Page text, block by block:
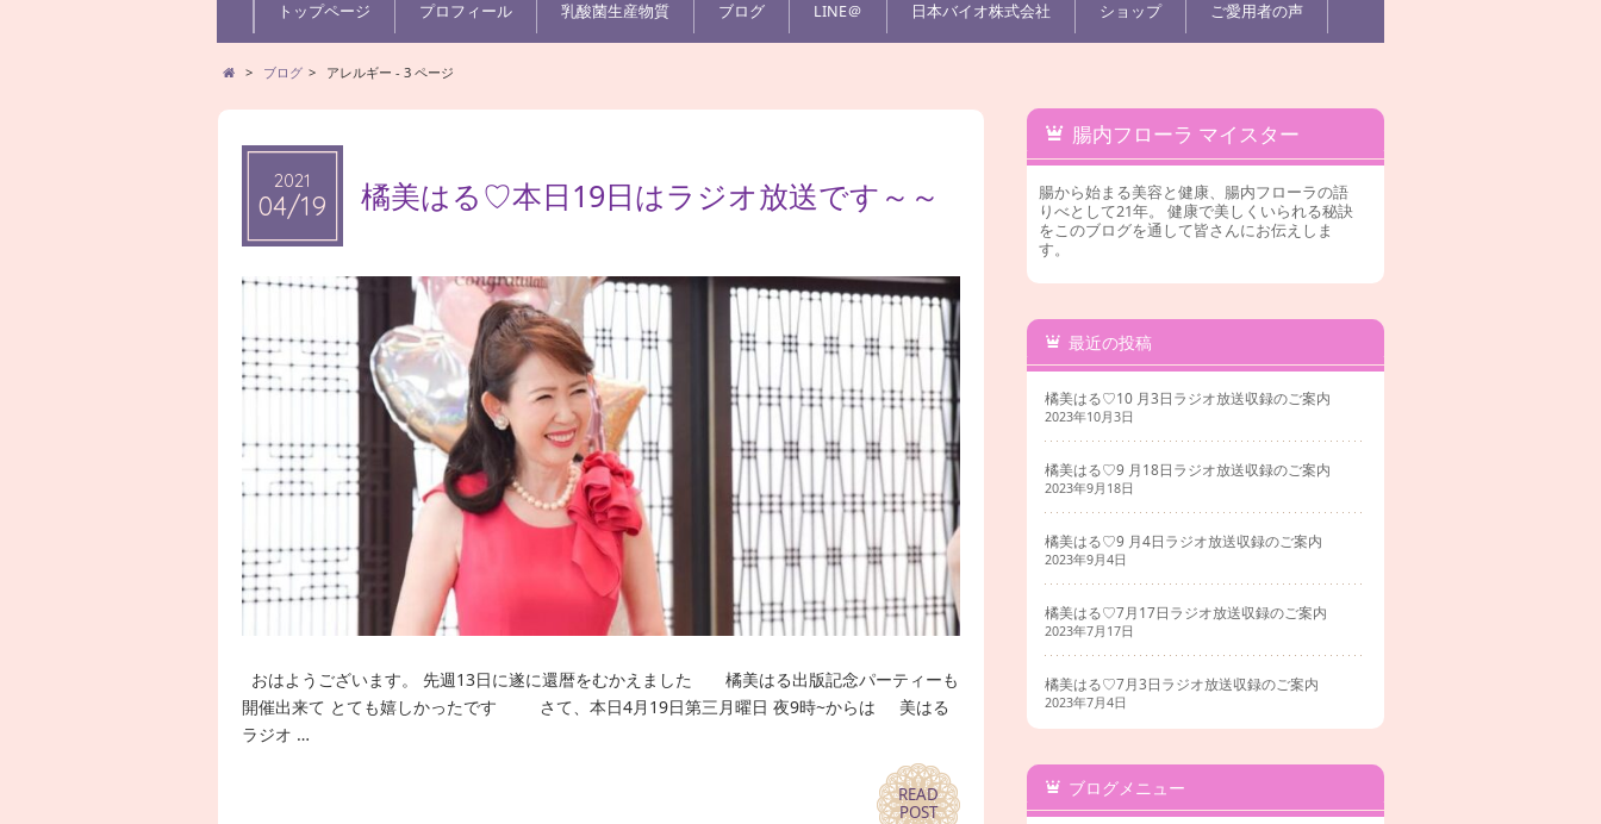
トップページ プロフィール 乳酸菌生産物質 ブログ LINE＠ 日本バイオ株式会社 ショップ ご愛用者の声
> ブログ > アレルギー - 3 ページ
2021
04/19
2021
04/19 橘美はる♡本日19日はラジオ放送です～～
おはようございます。 先週13日に遂に還暦をむかえました 橘美はる出版記念パーティーも
開催出来て とても嬉しかったです さて、本日4月19日第三月曜日 夜9時~からは 美はる
ラジオ …
READ
POST
READ
POST
腸内フローラ マイスター
腸から始まる美容と健康、腸内フローラの語
りべとして21年。 健康で美しくいられる秘訣
をこのブログを通して皆さんにお伝えしま
す。
最近の投稿
橘美はる♡10 月3日ラジオ放送収録のご案内
2023年10月3日
橘美はる♡9 月18日ラジオ放送収録のご案内
2023年9月18日
橘美はる♡9 月4日ラジオ放送収録のご案内
2023年9月4日
橘美はる♡7月17日ラジオ放送収録のご案内
2023年7月17日
橘美はる♡7月3日ラジオ放送収録のご案内
2023年7月4日
ブログメニュー